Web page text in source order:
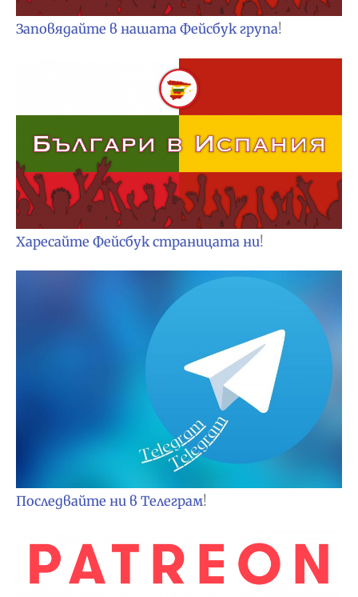
Заповядайте в нашата Фейсбук група!
Харесайте Фейсбук страницата ни!
Последвайте ни в Телеграм!